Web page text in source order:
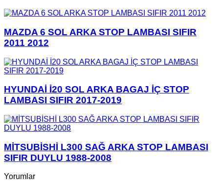
MAZDA 6 SOL ARKA STOP LAMBASI SIFIR
2011 2012
HYUNDAİ İ20 SOL ARKA BAGAJ İÇ STOP
LAMBASI SIFIR 2017-2019
MİTSUBİSHİ L300 SAĞ ARKA STOP LAMBASI
SIFIR DUYLU 1988-2008
Yorumlar